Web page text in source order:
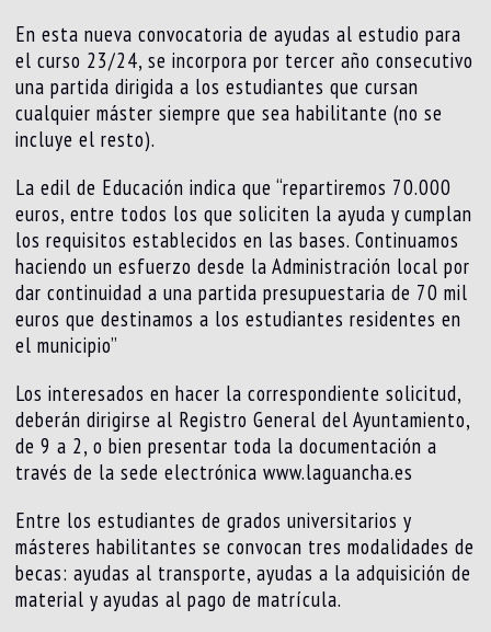
En esta nueva convocatoria de ayudas al estudio para
el curso 23/24, se incorpora por tercer año consecutivo
una partida dirigida a los estudiantes que cursan
cualquier máster siempre que sea habilitante (no se
incluye el resto).
La edil de Educación indica que “repartiremos 70.000
euros, entre todos los que soliciten la ayuda y cumplan
los requisitos establecidos en las bases. Continuamos
haciendo un esfuerzo desde la Administración local por
dar continuidad a una partida presupuestaria de 70 mil
euros que destinamos a los estudiantes residentes en
el municipio”
Los interesados en hacer la correspondiente solicitud,
deberán dirigirse al Registro General del Ayuntamiento,
de 9 a 2, o bien presentar toda la documentación a
través de la sede electrónica www.laguancha.es
Entre los estudiantes de grados universitarios y
másteres habilitantes se convocan tres modalidades de
becas: ayudas al transporte, ayudas a la adquisición de
material y ayudas al pago de matrícula.